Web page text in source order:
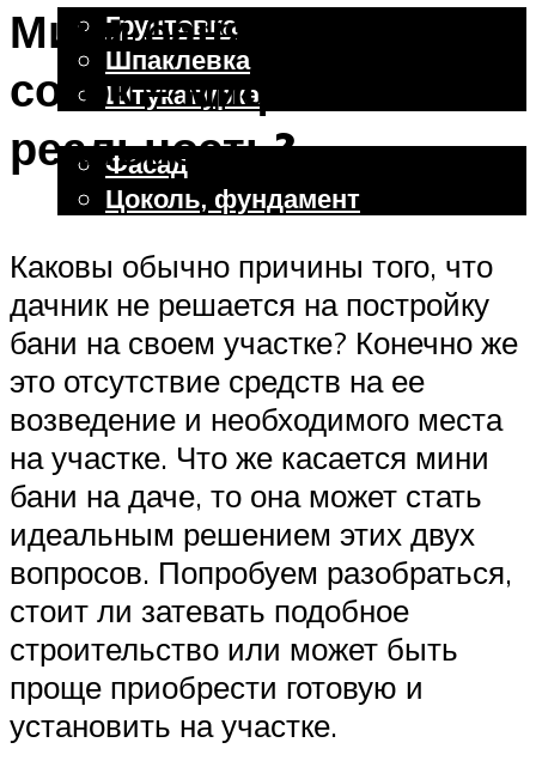
Грунтовка
Шпаклевка
Штукатурка
Внешняя отделка
Фасад
Цоколь, фундамент
Меню
Мини баня на даче в 6
соток – миф или
реальность?
Каковы обычно причины того, что
дачник не решается на постройку
бани на своем участке? Конечно же
это отсутствие средств на ее
возведение и необходимого места
на участке. Что же касается мини
бани на даче, то она может стать
идеальным решением этих двух
вопросов. Попробуем разобраться,
стоит ли затевать подобное
строительство или может быть
проще приобрести готовую и
установить на участке.